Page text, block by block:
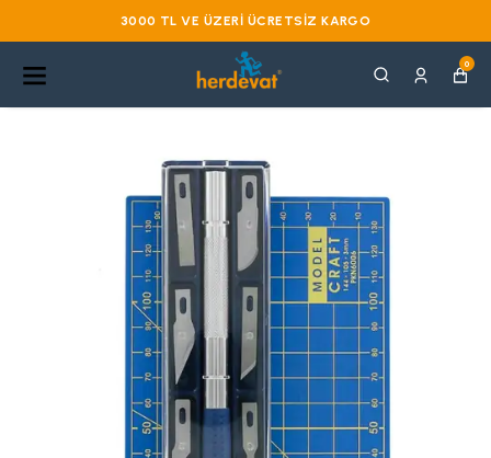
3000 TL VE ÜZERI ÜCRETSIZ KARGO
0